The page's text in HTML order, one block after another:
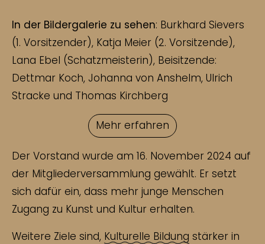
In der Bildergalerie zu sehen: Burkhard Sievers
(1. Vorsitzender), Katja Meier (2. Vorsitzende),
Lana Ebel (Schatzmeisterin), Beisitzende:
Dettmar Koch, Johanna von Anshelm, Ulrich
Stracke und Thomas Kirchberg
Mehr erfahren
Der Vorstand wurde am 16. November 2024 auf
der Mitgliederversammlung gewählt. Er setzt
sich dafür ein, dass mehr junge Menschen
Zugang zu Kunst und Kultur erhalten.
Weitere Ziele sind, Kulturelle Bildung stärker in